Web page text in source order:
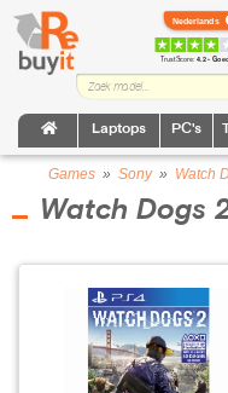
TrustScore:4.2 • Goed
Laptops PC's
Games » Sony» Watch
Watch Dogs